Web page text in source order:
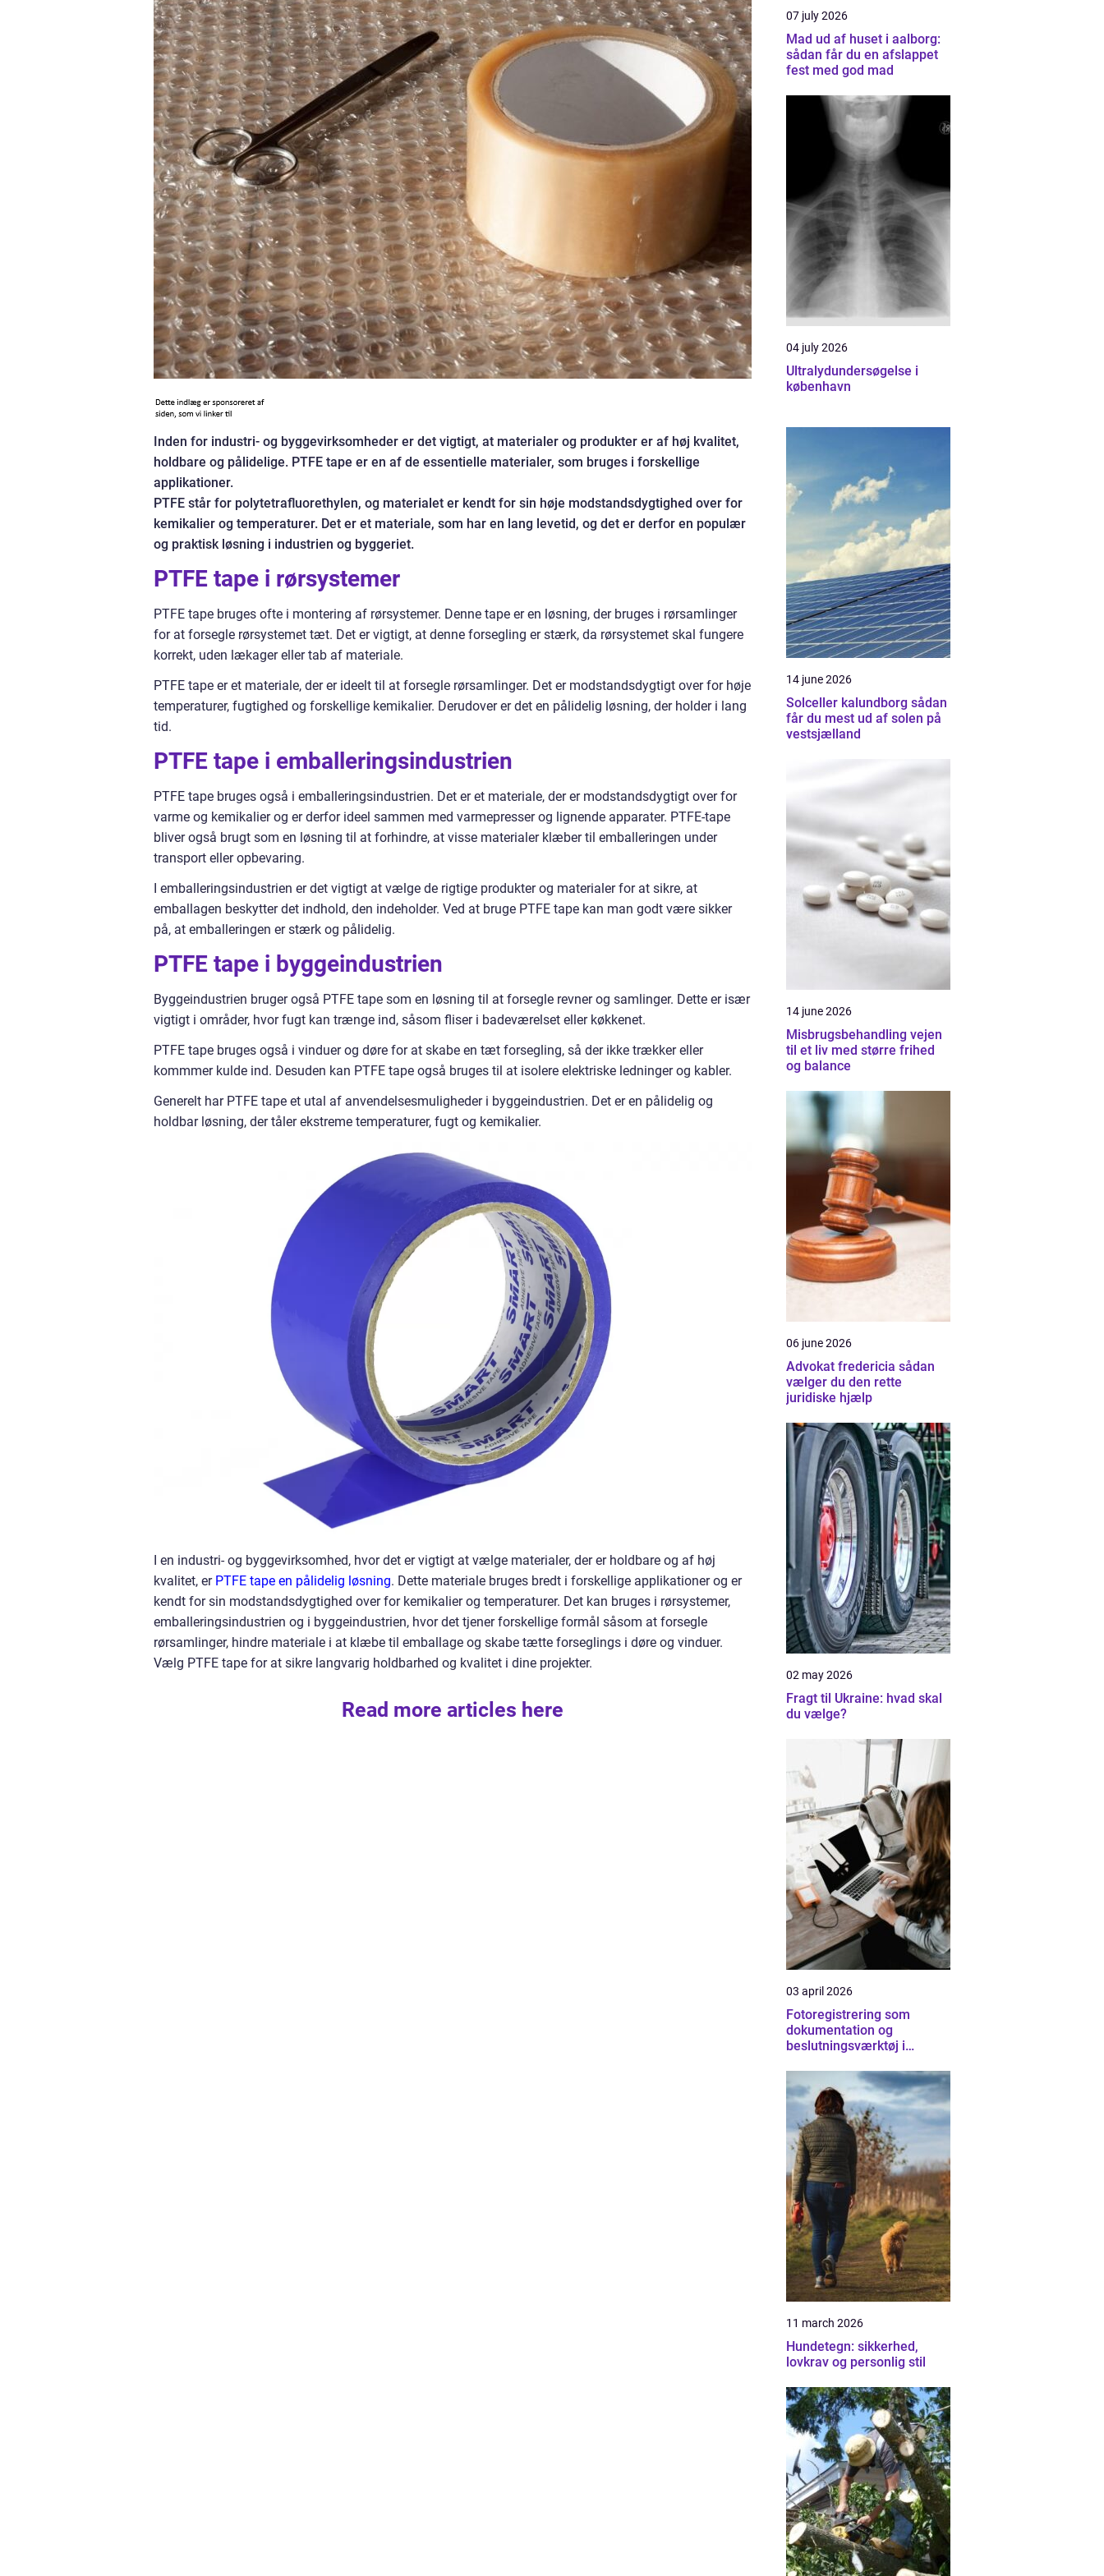
Inden for industri- og byggevirksomheder er det vigtigt, at materialer og produkter er af høj kvalitet,
holdbare og pålidelige. PTFE tape er en af de essentielle materialer, som bruges i forskellige
applikationer.
PTFE står for polytetrafluorethylen, og materialet er kendt for sin høje modstandsdygtighed over for
kemikalier og temperaturer. Det er et materiale, som har en lang levetid, og det er derfor en populær
og praktisk løsning i industrien og byggeriet.
PTFE tape i rørsystemer
PTFE tape bruges ofte i montering af rørsystemer. Denne tape er en løsning, der bruges i rørsamlinger
for at forsegle rørsystemet tæt. Det er vigtigt, at denne forsegling er stærk, da rørsystemet skal fungere
korrekt, uden lækager eller tab af materiale.
PTFE tape er et materiale, der er ideelt til at forsegle rørsamlinger. Det er modstandsdygtigt over for høje
temperaturer, fugtighed og forskellige kemikalier. Derudover er det en pålidelig løsning, der holder i lang
tid.
PTFE tape i emballeringsindustrien
PTFE tape bruges også i emballeringsindustrien. Det er et materiale, der er modstandsdygtigt over for
varme og kemikalier og er derfor ideel sammen med varmepresser og lignende apparater. PTFE-tape
bliver også brugt som en løsning til at forhindre, at visse materialer klæber til emballeringen under
transport eller opbevaring.
I emballeringsindustrien er det vigtigt at vælge de rigtige produkter og materialer for at sikre, at
emballagen beskytter det indhold, den indeholder. Ved at bruge PTFE tape kan man godt være sikker
på, at emballeringen er stærk og pålidelig.
PTFE tape i byggeindustrien
Byggeindustrien bruger også PTFE tape som en løsning til at forsegle revner og samlinger. Dette er især
vigtigt i områder, hvor fugt kan trænge ind, såsom fliser i badeværelset eller køkkenet.
PTFE tape bruges også i vinduer og døre for at skabe en tæt forsegling, så der ikke trækker eller
kommmer kulde ind. Desuden kan PTFE tape også bruges til at isolere elektriske ledninger og kabler.
Generelt har PTFE tape et utal af anvendelsesmuligheder i byggeindustrien. Det er en pålidelig og
holdbar løsning, der tåler ekstreme temperaturer, fugt og kemikalier.
I en industri- og byggevirksomhed, hvor det er vigtigt at vælge materialer, der er holdbare og af høj
kvalitet, er PTFE tape en pålidelig løsning. Dette materiale bruges bredt i forskellige applikationer og er
kendt for sin modstandsdygtighed over for kemikalier og temperaturer. Det kan bruges i rørsystemer,
emballeringsindustrien og i byggeindustrien, hvor det tjener forskellige formål såsom at forsegle
rørsamlinger, hindre materiale i at klæbe til emballage og skabe tætte forseglings i døre og vinduer.
Vælg PTFE tape for at sikre langvarig holdbarhed og kvalitet i dine projekter.
Read more articles here
07 july 2026
Mad ud af huset i aalborg:
sådan får du en afslappet
fest med god mad
04 july 2026
Ultralydundersøgelse i
københavn
14 june 2026
Solceller kalundborg sådan
får du mest ud af solen på
vestsjælland
14 june 2026
Misbrugsbehandling vejen
til et liv med større frihed
og balance
06 june 2026
Advokat fredericia sådan
vælger du den rette
juridiske hjælp
02 may 2026
Fragt til Ukraine: hvad skal
du vælge?
03 april 2026
Fotoregistrering som
dokumentation og
beslutningsværktøj i
11 march 2026
Hundetegn: sikkerhed,
lovkrav og personlig stil